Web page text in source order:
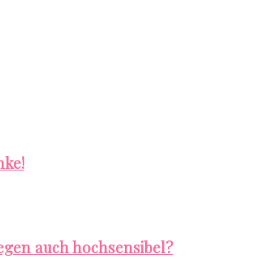
auch hochsensibel?